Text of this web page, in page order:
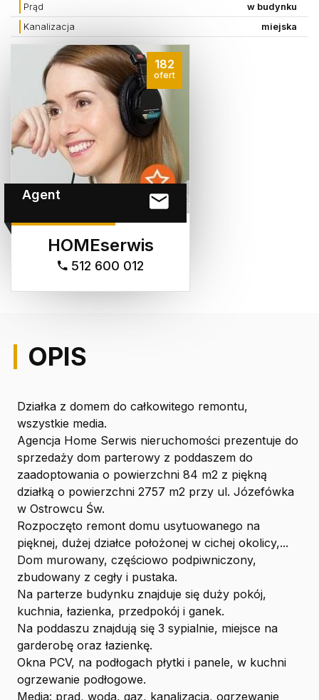
Prąd
w budynku
Kanalizacja
miejska
182
ofert
Agent
HOMEserwis
512 600 012
OPIS
Działka z domem do całkowitego remontu,
wszystkie media.
Agencja Home Serwis nieruchomości prezentuje do
sprzedaży dom parterowy z poddaszem do
zaadoptowania o powierzchni 84 m2 z piękną
działką o powierzchni 2757 m2 przy ul. Józefówka
w Ostrowcu Św.
Rozpoczęto remont domu usytuowanego na
pięknej, dużej działce położonej w cichej okolicy,...
Dom murowany, częściowo podpiwniczony,
zbudowany z cegły i pustaka.
Na parterze budynku znajduje się duży pokój,
kuchnia, łazienka, przedpokój i ganek.
Na poddaszu znajdują się 3 sypialnie, miejsce na
garderobę oraz łazienkę.
Okna PCV, na podłogach płytki i panele, w kuchni
ogrzewanie podłogowe.
Media: prąd, woda, gaz, kanalizacja, ogrzewanie